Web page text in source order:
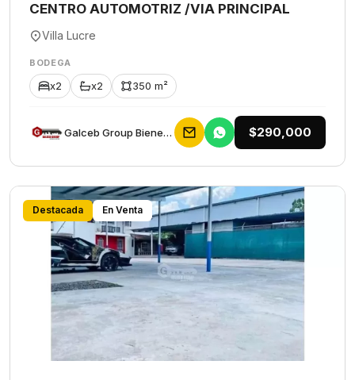
CENTRO AUTOMOTRIZ /VIA PRINCIPAL
Villa Lucre
BODEGA
x2 x2 350 m²
Galceb Group Bienes Raices $290,000
Destacada En Venta